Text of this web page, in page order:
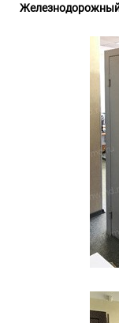
Железнодорожный